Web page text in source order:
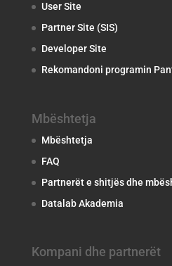
User Site
Partner Site (SIS)
Developer Site
Rekomandoni programin
Mbështetja
Mbështetja
FAQ
Partnerët e shitjës dhe
Datalab Akademia
Kompani dhe partnerët